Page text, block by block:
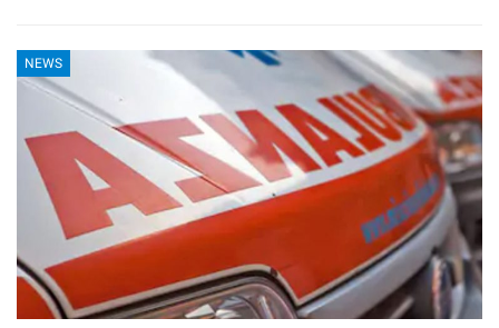
NEWS